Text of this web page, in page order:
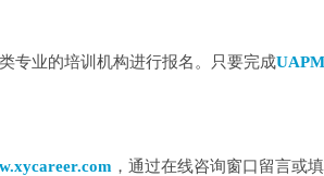
专业的培训机构进行报名。只要完成
，通过在线咨询窗口留言或填